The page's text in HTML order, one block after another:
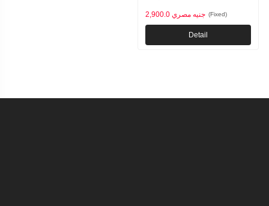
2,900.0 جنيه مصري (Fixed)
Detail